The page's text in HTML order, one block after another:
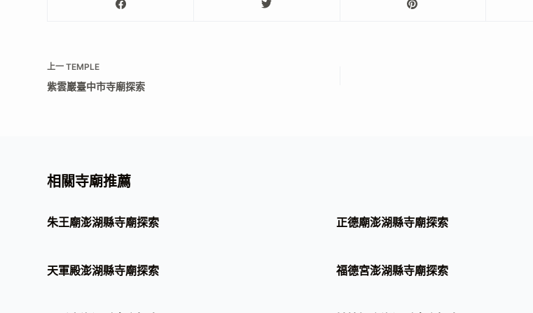
上一TEMPLE
紫雲巖臺中市寺廟探索
相關寺廟推薦
朱王廟澎湖縣寺廟探索 正德廟澎湖縣寺廟探索
天軍殿澎湖縣寺廟探索 福德宮澎湖縣寺廟探索